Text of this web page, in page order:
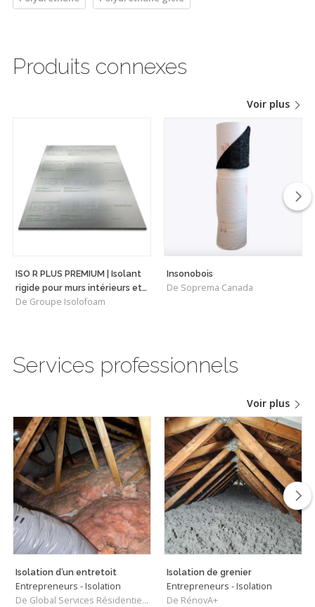
Produits connexes
Voir plus
ISO R PLUS PREMIUM | Isolant
rigide pour murs intérieurs et
plafonds
De Groupe Isolofoam
Insonobois
De Soprema Canada
Services professionnels
Voir plus
Isolation d’un entretoit
Entrepreneurs - Isolation
De Global Services Résidentiels Rive-Sud
Isolation de grenier
Entrepreneurs - Isolation
De RénovA+